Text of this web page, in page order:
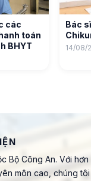
các
toán
BHYT
Bác
14/08/
Bộ Công An. Với
môn cao, chúng